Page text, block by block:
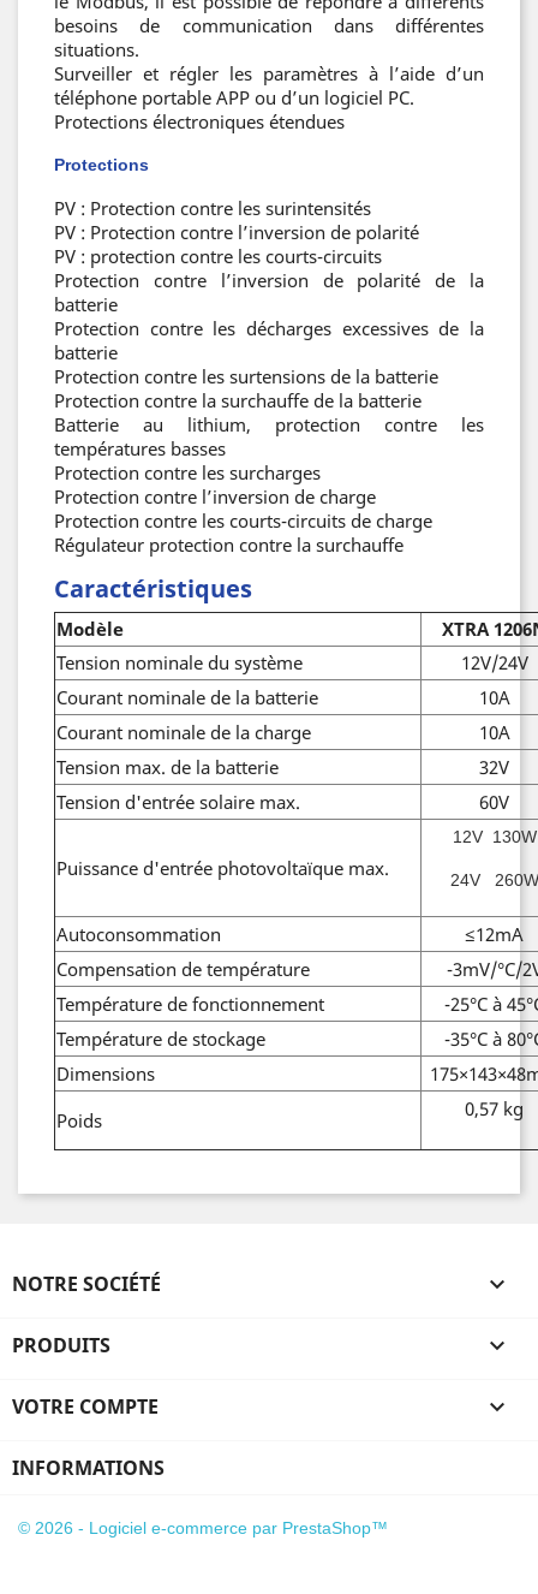
besoins de communication dans différentes
situations.
Surveiller et régler les paramètres à l’aide d’un
téléphone portable APP ou d’un logiciel PC.
Protections électroniques étendues
Protections
PV : Protection contre les surintensités
PV : Protection contre l’inversion de polarité
PV : protection contre les courts-circuits
Protection contre l’inversion de polarité de la
batterie
Protection contre les décharges excessives de la
batterie
Protection contre les surtensions de la batterie
Protection contre la surchauffe de la batterie
Batterie au lithium, protection contre les
températures basses
Protection contre les surcharges
Protection contre l’inversion de charge
Protection contre les courts-circuits de charge
Régulateur protection contre la surchauffe
Caractéristiques
Modèle
XTRA
Tension nominale du système
12V/24V
Courant nominale de la batterie
10A
Courant nominale de la charge
10A
Tension max. de la batterie
32V
Tension d'entrée solaire max.
60V
Puissance d'entrée photovoltaïque max.
12V 130W
24V 260W
Autoconsommation
≤12mA
Compensation de température
-3mV/°C/
Température de fonctionnement
-25°C à
Température de stockage
-35°C à
Dimensions
Poids
0,57 kg
NOTRE SOCIÉTÉ 
PRODUITS 
VOTRE COMPTE 
INFORMATIONS
© 2026 - Logiciel e-commerce par PrestaShop™